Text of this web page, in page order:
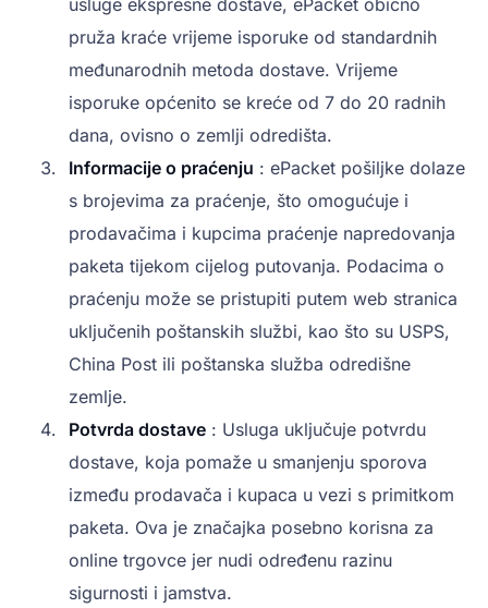
usluge ekspresne dostave, ePacket obično
pruža kraće vrijeme isporuke od standardnih
međunarodnih metoda dostave. Vrijeme
isporuke općenito se kreće od 7 do 20 radnih
dana, ovisno o zemlji odredišta.
Informacije o praćenju : ePacket pošiljke dolaze
s brojevima za praćenje, što omogućuje i
prodavačima i kupcima praćenje napredovanja
paketa tijekom cijelog putovanja. Podacima o
praćenju može se pristupiti putem web stranica
uključenih poštanskih službi, kao što su USPS,
China Post ili poštanska služba odredišne
zemlje.
Potvrda dostave : Usluga uključuje potvrdu
dostave, koja pomaže u smanjenju sporova
između prodavača i kupaca u vezi s primitkom
paketa. Ova je značajka posebno korisna za
online trgovce jer nudi određenu razinu
sigurnosti i jamstva.